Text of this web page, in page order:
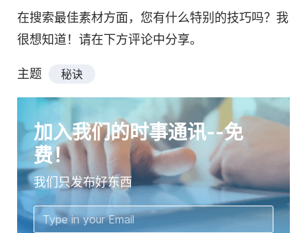
在搜索最佳素材方面，您有什么特别的技巧吗？我
很想知道！请在下方评论中分享。
主题 秘诀
加入我们的时事通讯--免
费！
我们只发布好东西